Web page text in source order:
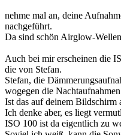
nehme mal an, deine
nachgeführt.
Da sind schön Airglow-
Auch bei mir erscheinen die
die von Stefan.
Stefan, die
wogegen die
Ist das auf deinem Bildschirm
Ich denke aber, es liegt
ISO 100 ist da eigentlich zu